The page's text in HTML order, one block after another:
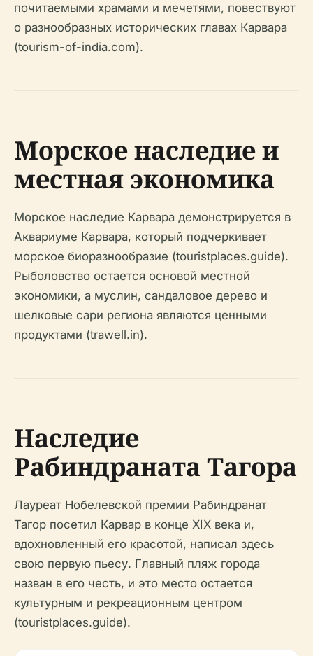
почитаемыми храмами и мечетями, повествуют
о разнообразных исторических главах Карвара
(tourism-of-india.com).
Морское наследие и
местная экономика
Морское наследие Карвара демонстрируется в
Аквариуме Карвара, который подчеркивает
морское биоразнообразие (touristplaces.guide).
Рыболовство остается основой местной
экономики, а муслин, сандаловое дерево и
шелковые сари региона являются ценными
продуктами (trawell.in).
Наследие
Рабиндраната Тагора
Лауреат Нобелевской премии Рабиндранат
Тагор посетил Карвар в конце XIX века и,
вдохновленный его красотой, написал здесь
свою первую пьесу. Главный пляж города
назван в его честь, и это место остается
культурным и рекреационным центром
(touristplaces.guide).